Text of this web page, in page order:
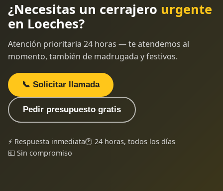
¿Necesitas un cerrajero urgente
en Loeches?
Atención prioritaria 24 horas — te atendemos al
momento, también de madrugada y festivos.
📞 Solicitar llamada
Pedir presupuesto gratis
⚡ Respuesta inmediata🕐 24 horas, todos los días
💶 Sin compromiso